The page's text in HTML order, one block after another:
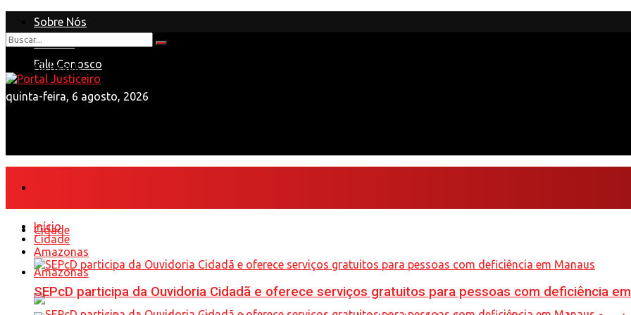
Sobre Nós
Anuncie
Fale Conosco
quinta-feira, 6 agosto, 2026
View All Result
Cidade
Amazonas
Início
Cidade
Amazonas
SEPcD participa da Ouvidoria Cidadã e oferece serviços gratuitos para pessoas com deficiência